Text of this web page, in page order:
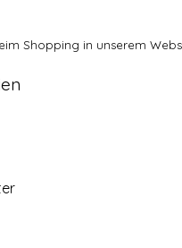
Shopping in unserem